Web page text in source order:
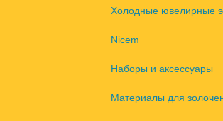
Холодные ювелирные
Nicem
Наборы и аксессуары
Материалы для